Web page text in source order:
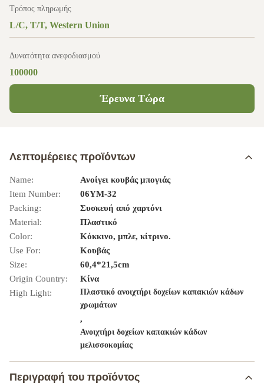
Τρόπος πληρωμής
L/C, T/T, Western Union
Δυνατότητα ανεφοδιασμού
100000
Έρευνα Τώρα
Λεπτομέρειες προϊόντων
Name:
Ανοίγει κουβάς μπογιάς
Item Number:
06YM-32
Packing:
Συσκευή από χαρτόνι
Material:
Πλαστικό
Color:
Κόκκινο, μπλε, κίτρινο.
Use For:
Κουβάς
Size:
60,4*21,5cm
Origin Country:
Κίνα
High Light:
Πλαστικό ανοιχτήρι δοχείων καπακιών κάδων
χρωμάτων
,
Ανοιχτήρι δοχείων καπακιών κάδων
μελισσοκομίας
Περιγραφή του προϊόντος